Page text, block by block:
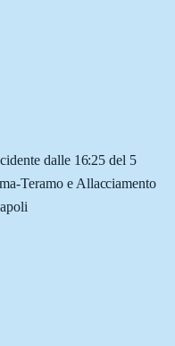
dalle 16:25 del 5
Teramo e Allacciamento